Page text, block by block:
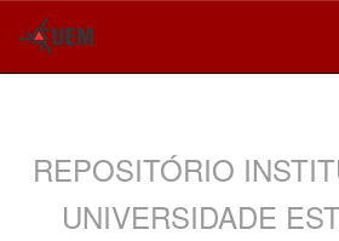
REPOSITÓRIO
UNIVERSIDADE